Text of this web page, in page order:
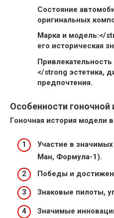
Состояние
оригинальных
Марка и модель:</
его историческая
</strong эстетика,
предпочтения.
Особенности гоночной
Гоночная история модели
Участие в
Ман, Формула-1).
Победы и
Знаковые пилоты,
Значимые